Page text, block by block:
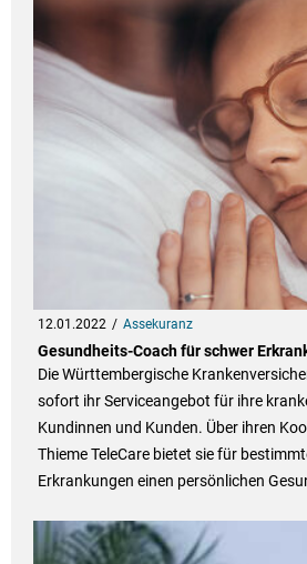
12.01.2022 Assekuranz
Gesundheits-Coach für schwer
Die Württembergische
sofort ihr Serviceangebot für ihre
Kundinnen und Kunden. Über ihren
Thieme TeleCare bietet sie für
Erkrankungen einen persönlichen